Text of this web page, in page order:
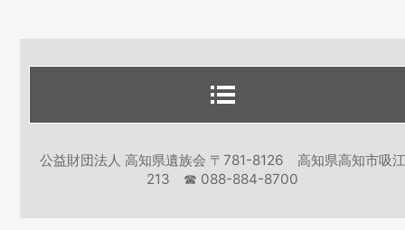
公益財団法人 高知県遺族会 〒781-8126 高知県高知市吸江
213 ☎ 088-884-8700